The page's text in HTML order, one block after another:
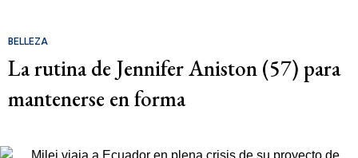
BELLEZA
La rutina de Jennifer Aniston (57) para
mantenerse en forma